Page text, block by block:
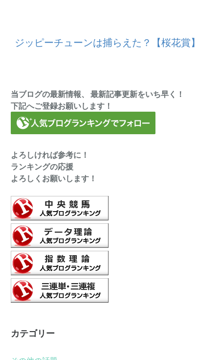
ジッピーチューンは捕らえた？【桜花賞】
当ブログの最新情報、 最新記事更新をいち早く！
下記へご登録お願いします！
よろしければ参考に！
ランキングの応援
よろしくお願いします！
カテゴリー